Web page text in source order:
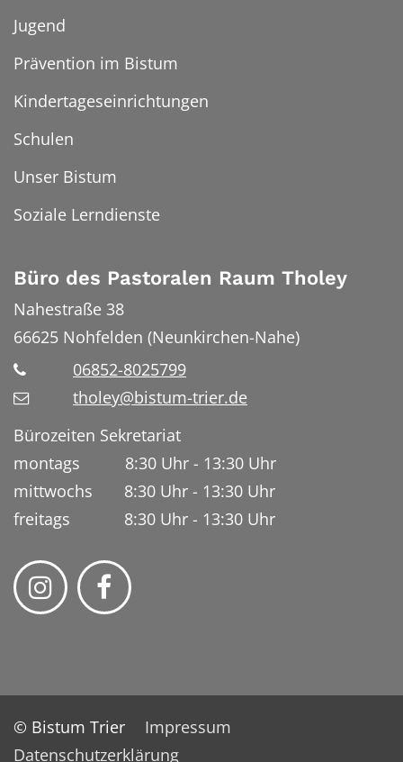
Jugend
Prävention im Bistum
Kindertageseinrichtungen
Schulen
Unser Bistum
Soziale Lerndienste
Büro des Pastoralen Raum Tholey
Nahestraße 38
66625 Nohfelden (Neunkirchen-Nahe)
06852-8025799
tholey@bistum-trier.de
Bürozeiten Sekretariat
montags 8:30 Uhr - 13:30 Uhr
mittwochs 8:30 Uhr - 13:30 Uhr
freitags 8:30 Uhr - 13:30 Uhr
© Bistum Trier
Impressum
Datenschutzerklärung